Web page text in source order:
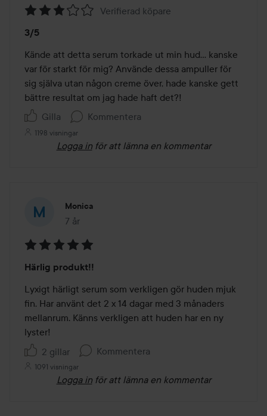
3
av
5
Verifierad köpare
3/5
Kände att detta serum torkade ut min hud... kanske
var för starkt för mig? Använde dessa ampuller för
sig själva utan någon creme över, hade kanske gett
bättre resultat om jag hade haft det?!
Gilla
Kommentera
1198 visningar
Logga in för att lämna en kommentar
Monica
7 år
Inlägget skapades 7 år
5
av
5
Härlig produkt!!
Lyxigt härligt serum som verkligen gör huden mjuk
fin. Har använt det 2 x 14 dagar med 3 månaders
mellanrum. Känns verkligen att huden har en ny
lyster!
2 gillar
Kommentera
1091 visningar
Logga in för att lämna en kommentar